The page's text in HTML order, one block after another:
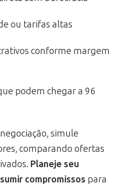
ou tarifas altas
conforme margem
podem chegar a 96
simule
comparando ofertas
Planeje seu
compromissos para